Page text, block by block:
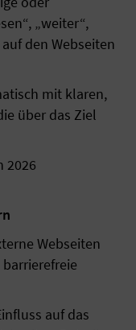
„weiter“,
den Webseiten
mit klaren,
über das Ziel
2026
Webseiten
auf das